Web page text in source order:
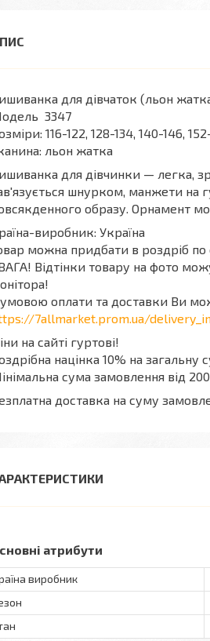
для дівчаток (льон
3347
116-122, 128-134, 140-146,
льон жатка
для дівчинки — легка,
шнурком, манжети на
образу. Орнамент
виробник: Україна
можна придбати в роздріб по
Відтінки товару на фото
оплати та доставки Ви
7allmarket.prom.ua/
на сайті гуртові!
націнка 10% на загальну
сума замовлення від
доставка на суму
атрибути
виробник